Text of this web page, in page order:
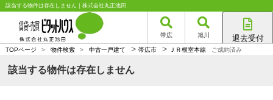
該当する物件は存在しません｜株式会社丸正池田
帯広 旭川 退去受付
帯広店
TOPページ > 物件検索 > 中古一戸建て > 帯広市 > ＪＲ根室本線 ご成約済み
該当する物件は存在しません